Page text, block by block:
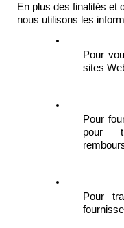
En plus des finalités et
nous utilisons les
Pour
sites
Pour
pour
Pour